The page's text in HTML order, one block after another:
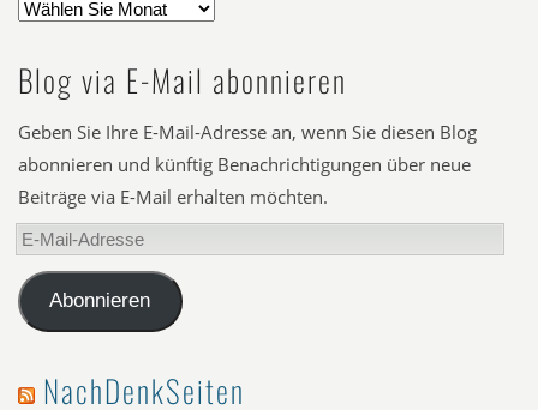
Blog via E-Mail abonnieren
Geben Sie Ihre E-Mail-Adresse an, wenn Sie diesen Blog
abonnieren und künftig Benachrichtigungen über neue
Beiträge via E-Mail erhalten möchten.
E-
Mail-
AdresseAbonnieren
NachDenkSeiten